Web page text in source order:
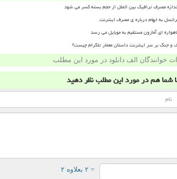
مصرف ترافیک بین الملل از حجم بسته کسر می شود
به ابهام درباره ی مصرف اینترنت
ای آمازون مستقیم به موبایل می رسد
و جنگ بر سر اینترنت داستان معمار تلگرام چیست؟
خوانندگان الف دانلود در مورد این مطلب
شما همدر مورد این مطلبنظر دهید
= ۲ بعلاوه ۲